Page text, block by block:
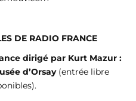
DE RADIO FRANCE
dirigé par Kurt Mazur :
d’Orsay(entrée libre